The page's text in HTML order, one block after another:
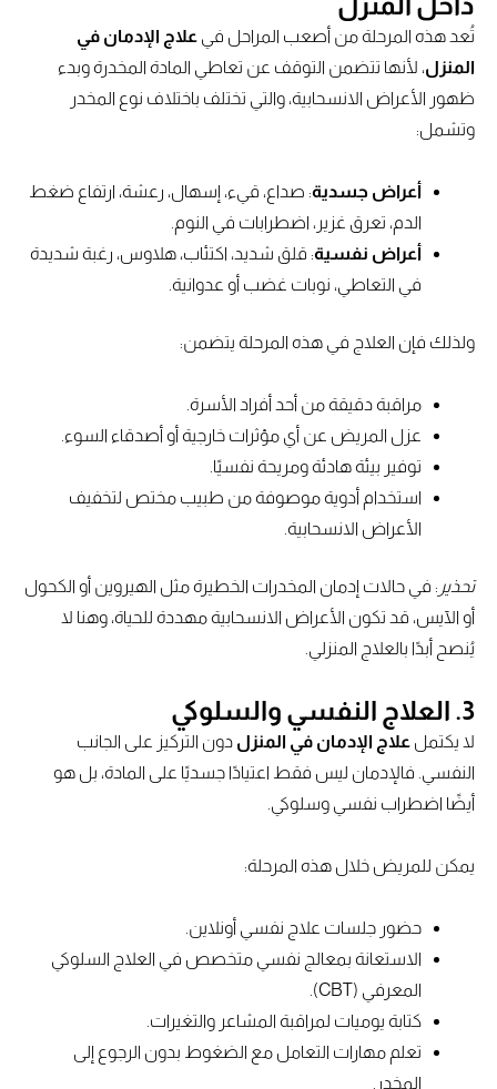
تُعد هذه المرحلة من أصعب المراحل في
علاج الإدمان في
المنزل ، لأنها تتضمن التوقف عن تعاطي المادة المخدرة وبدء
ظهور الأعراض الانسحابية، والتي تختلف باختلاف نوع المخدر
وتشمل:
أعراض جسدية: صداع، قيء، إسهال، رعشة، ارتفاع ضغط
الدم، تعرق غزير، اضطرابات في النوم.
أعراض نفسية: قلق شديد، اكتئاب، هلاوس، رغبة شديدة
في التعاطي، نوبات غضب أو عدوانية.
ولذلك فإن العلاج في هذه المرحلة يتضمن:
مراقبة دقيقة من أحد أفراد الأسرة.
عزل المريض عن أي مؤثرات خارجية أو أصدقاء السوء.
توفير بيئة هادئة ومريحة نفسيًا.
استخدام أدوية موصوفة من طبيب مختص لتخفيف
الأعراض الانسحابية.
تحذير: في حالات إدمان المخدرات الخطيرة مثل الهيروين أو الكحول
أو الآيس، قد تكون الأعراض الانسحابية مهددة للحياة، وهنا لا
يُنصح أبدًا بالعلاج المنزلي.
3. العلاج النفسي والسلوكي
لا يكتمل علاج الإدمان في المنزل دون التركيز على الجانب
النفسي. فالإدمان ليس فقط اعتيادًا جسديًا على المادة، بل هو
أيضًا اضطراب نفسي وسلوكي.
يمكن للمريض خلال هذه المرحلة:
حضور جلسات علاج نفسي أونلاين.
الاستعانة بمعالج نفسي متخصص في العلاج السلوكي
المعرفي (CBT).
كتابة يوميات لمراقبة المشاعر والتغيرات.
تعلم مهارات التعامل مع الضغوط بدون الرجوع إلى
المخدر.